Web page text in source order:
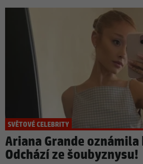
SVĚTOVÉ CELEBRITY
Ariana Grande oznámila
Odchází ze šoubyznysu!